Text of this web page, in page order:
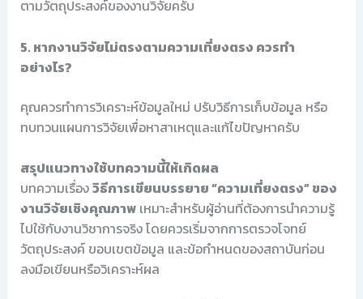
ตามวัตถุประสงค์ของงานวิจัยครับ
5. หากงานวิจัยไม่ตรงตามความเที่ยงตรง ควรทำ
อย่างไร?
คุณควรทำการวิเคราะห์ข้อมูลใหม่ ปรับวิธีการเก็บข้อมูล หรือ
ทบทวนแผนการวิจัยเพื่อหาสาเหตุและแก้ไขปัญหาครับ
สรุปแนวทางใช้บทความนี้ให้เกิดผล
บทความเรื่องวิธีการเขียนบรรยาย “ความเที่ยงตรง” ของ
งานวิจัยเชิงคุณภาพเหมาะสำหรับผู้อ่านที่ต้องการนำความรู้
ไปใช้กับงานวิชาการจริง โดยควรเริ่มจากการตรวจโจทย์
วัตถุประสงค์ ขอบเขตข้อมูล และข้อกำหนดของสถาบันก่อน
ลงมือเขียนหรือวิเคราะห์ผล